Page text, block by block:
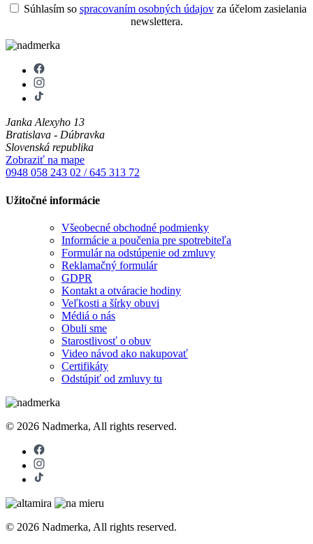
Súhlasím so spracovaním osobných údajovza účelom zasielania
newslettera.
Janka Alexyho 13
Bratislava - Dúbravka
Slovenská republika
Zobraziť na mape
0948 058 243 02 / 645 313 72
Užitočné informácie
Všeobecné obchodné podmienky
Informácie a poučenia pre spotrebiteľa
Formulár na odstúpenie od zmluvy
Reklamačný formulár
GDPR
Kontakt a otváracie hodiny
Veľkosti a šírky obuvi
Médiá o nás
Obuli sme
Starostlivosť o obuv
Video návod ako nakupovať
Certifikáty
Odstúpiť od zmluvy tu
© 2026 Nadmerka, All rights reserved.
© 2026 Nadmerka, All rights reserved.